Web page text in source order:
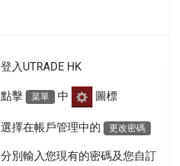
登入UTRADE HK
點擊 菜單 中 圖標
選擇在帳戶管理中的 更改密碼
分別輸入您現有的密碼及您自訂